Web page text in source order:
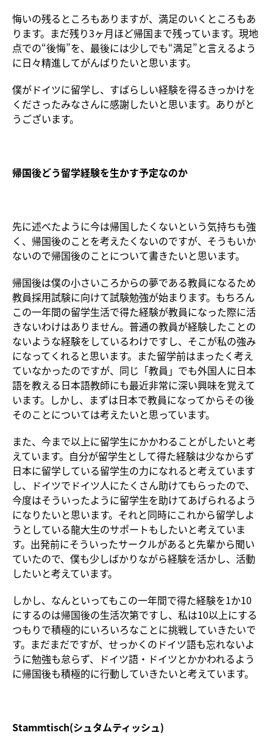
悔いの残るところもありますが、満足のいくところもあ
ります。まだ残り3ヶ月ほど帰国まで残っています。現地
点での“後悔”を、最後には少しでも“満足”と言えるよう
に日々精進してがんばりたいと思います。
僕がドイツに留学し、すばらしい経験を得るきっかけを
くださったみなさんに感謝したいと思います。ありがと
うございます。
帰国後どう留学経験を生かす予定なのか
先に述べたように今は帰国したくないという気持ちも強
く、帰国後のことを考えたくないのですが、そうもいか
ないので帰国後のことについて書きたいと思います。
帰国後は僕の小さいころからの夢である教員になるため
教員採用試験に向けて試験勉強が始まります。もちろん
この一年間の留学生活で得た経験が教員になった際に活
きないわけはありません。普通の教員が経験したことの
ないような経験をしているわけですし、そこが私の強み
になってくれると思います。また留学前はまったく考え
ていなかったのですが、同じ「教員」でも外国人に日本
語を教える日本語教師にも最近非常に深い興味を覚えて
います。しかし、まずは日本で教員になってからその後
そのことについては考えたいと思っています。
また、今まで以上に留学生にかかわることがしたいと考
えています。自分が留学生として得た経験は少なからず
日本に留学している留学生の力になれると考えています
し、ドイツでドイツ人にたくさん助けてもらったので、
今度はそういったように留学生を助けてあげられるよう
になりたいと思います。それと同時にこれから留学しよ
うとしている龍大生のサポートもしたいと考えていま
す。出発前にそういったサークルがあると先輩から聞い
ていたので、僕も少しばかりながら経験を活かし、活動
したいと考えています。
しかし、なんといってもこの一年間で得た経験を1か10
にするのは帰国後の生活次第ですし、私は10以上にする
つもりで積極的にいろいろなことに挑戦していきたいで
す。まだまだですが、せっかくのドイツ語も忘れないよ
うに勉強も怠らず、ドイツ語・ドイツとかかわれるよう
に帰国後も積極的に行動していきたいと考えています。
Stammtisch(シュタムティッシュ)